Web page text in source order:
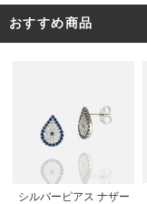
おすすめ商品
シルバーピアス ナザー